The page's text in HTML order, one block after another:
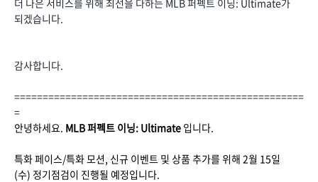
되겠습니다.
감사합니다.
===================================================
=
안녕하세요. MLB 퍼펙트 이닝: Ultimate 입니다.
특화 페이스/특화 모션, 신규 이벤트 및 상품 추가를 위해 2월 15일
(수) 정기점검이 진행될 예정입니다.